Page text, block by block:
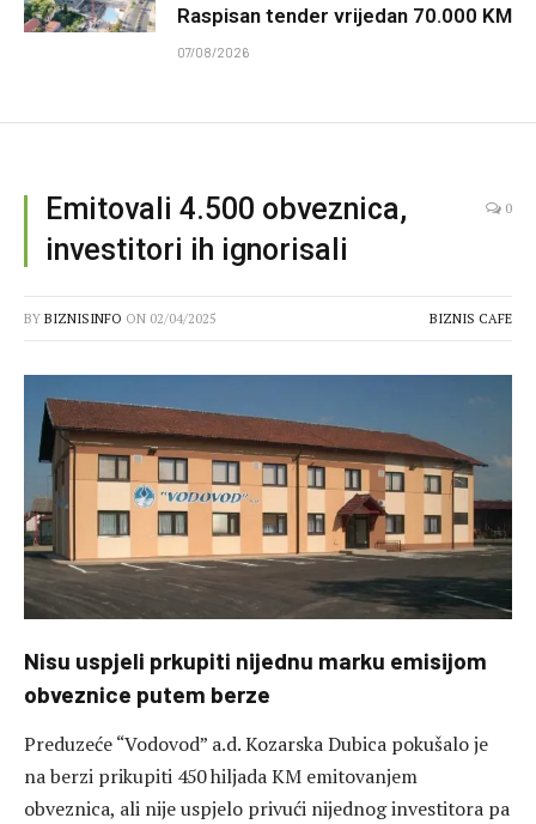
Raspisan tender vrijedan 70.000 KM
07/08/2026
Emitovali 4.500 obveznica,
investitori ih ignorisali
0
BY BIZNISINFO ON 02/04/2025 BIZNIS CAFE
Nisu uspjeli prkupiti nijednu marku emisijom
obveznice putem berze
Preduzeće “Vodovod” a.d. Kozarska Dubica pokušalo je
na berzi prikupiti 450 hiljada KM emitovanjem
obveznica, ali nije uspjelo privući nijednog investitora pa